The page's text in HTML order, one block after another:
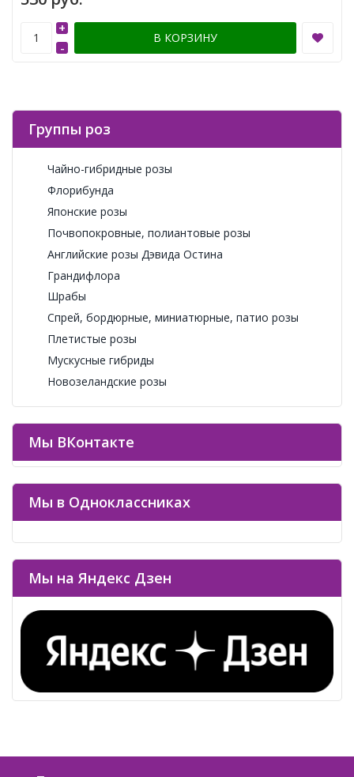
-
+
В КОРЗИНУ
Группы роз
Чайно-гибридные розы
Флорибунда
Японские розы
Почвопокровные, полиантовые розы
Английские розы Дэвида Остина
Грандифлора
Шрабы
Спрей, бордюрные, миниатюрные, патио розы
Плетистые розы
Мускусные гибриды
Новозеландские розы
Мы ВКонтакте
Мы в Одноклассниках
Мы на Яндекс Дзен